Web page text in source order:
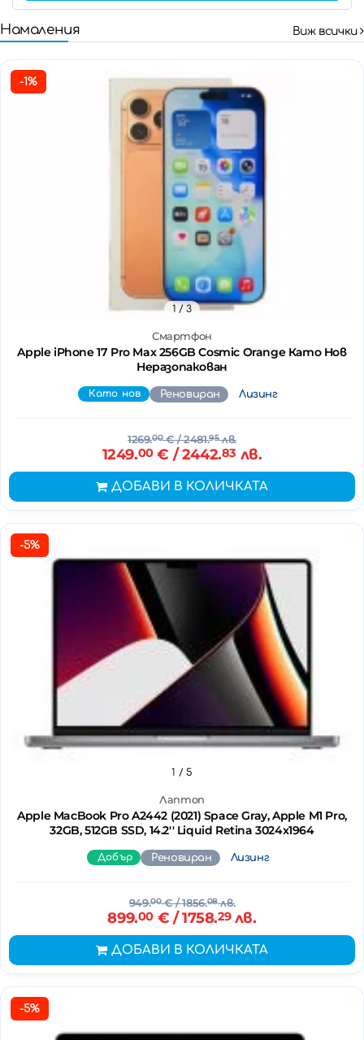
Намаления Виж всички
-1%
Смартфон
Apple iPhone 17 Pro Max 256GB Cosmic Orange Като Нов
Неразопакован
1 / 3
Като нов Реновиран Лизинг
1269.00€/ 2481.95лв.
1249.00€ / 2442.83 лв.
ДОБАВИ В КОЛИЧКАТА
-5%
Лаптоп
Apple MacBook Pro A2442 (2021) Space Gray, Apple M1 Pro,
32GB, 512GB SSD, 14.2'' Liquid Retina 3024x1964
1 / 5
Добър Реновиран Лизинг
949.00€/ 1856.08лв.
899.00€ / 1758.29лв.
ДОБАВИ В КОЛИЧКАТА
-5%